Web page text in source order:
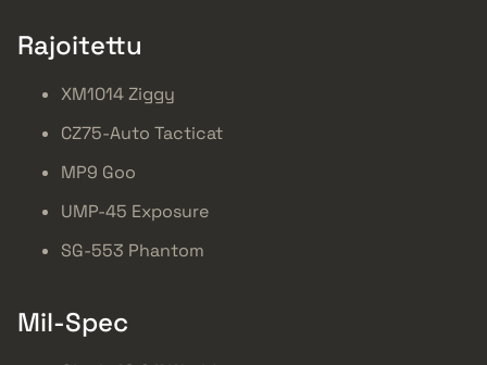
Rajoitettu
XM1014 Ziggy
CZ75-Auto Tacticat
MP9 Goo
UMP-45 Exposure
SG-553 Phantom
Mil-Spec